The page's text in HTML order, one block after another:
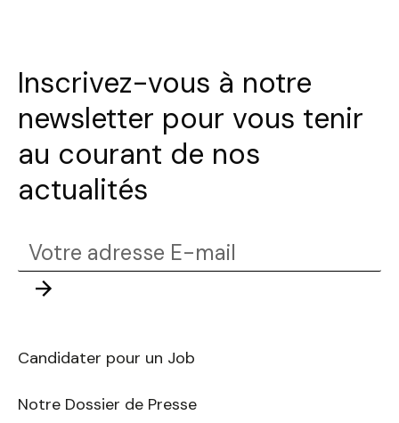
Inscrivez-vous à notre
newsletter pour vous tenir
au courant de nos
actualités
Votre
adresse
E-
Envoyer
Candidater pour un Job
Notre Dossier de Presse